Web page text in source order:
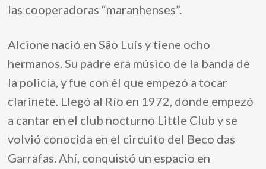
las cooperadoras “maranhenses”.
Alcione nació en São Luís y tiene ocho
hermanos. Su padre era músico de la banda de
la policía, y fue con él que empezó a tocar
clarinete. Llegó al Río en 1972, donde empezó
a cantar en el club nocturno Little Club y se
volvió conocida en el circuito del Beco das
Garrafas. Ahí, conquistó un espacio en